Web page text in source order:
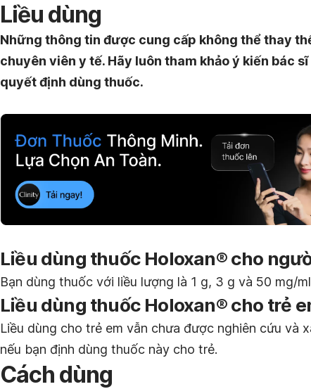
Liều dùng
Những thông tin được cung cấp không thể thay
chuyên viên y tế. Hãy luôn tham khảo ý kiến bác
quyết định dùng thuốc.
Liều dùng thuốc Holoxan® cho
Bạn dùng thuốc với liều lượng là 1 g, 3 g và 50 mg/
Liều dùng thuốc Holoxan® cho trẻ
Liều dùng cho trẻ em vẫn chưa được nghiên cứu và
nếu bạn định dùng thuốc này cho trẻ.
Cách dùng